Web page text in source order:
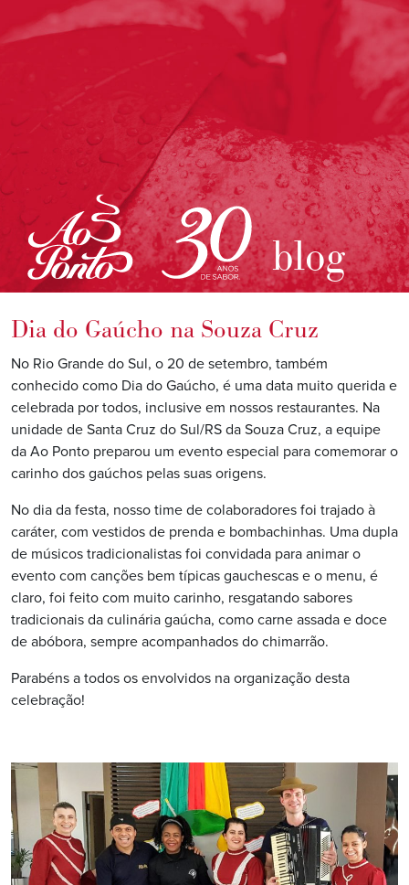
blog
Dia do Gaúcho na Souza Cruz
No Rio Grande do Sul, o 20 de setembro, também
conhecido como Dia do Gaúcho, é uma data muito querida e
celebrada por todos, inclusive em nossos restaurantes. Na
unidade de Santa Cruz do Sul/RS da Souza Cruz, a equipe
da Ao Ponto preparou um evento especial para comemorar o
carinho dos gaúchos pelas suas origens.
No dia da festa, nosso time de colaboradores foi trajado à
caráter, com vestidos de prenda e bombachinhas. Uma dupla
de músicos tradicionalistas foi convidada para animar o
evento com canções bem típicas gauchescas e o menu, é
claro, foi feito com muito carinho, resgatando sabores
tradicionais da culinária gaúcha, como carne assada e doce
de abóbora, sempre acompanhados do chimarrão.
Parabéns a todos os envolvidos na organização desta
celebração!